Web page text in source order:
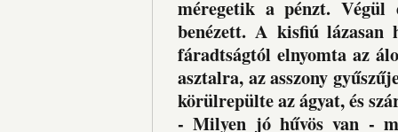
méregetik a pénzt. Végül
benézett. A kisfiú lázasan
fáradtságtól elnyomta az
asztalra, az asszony
körülrepülte az ágyat, és
- Milyen jó hűvös van -